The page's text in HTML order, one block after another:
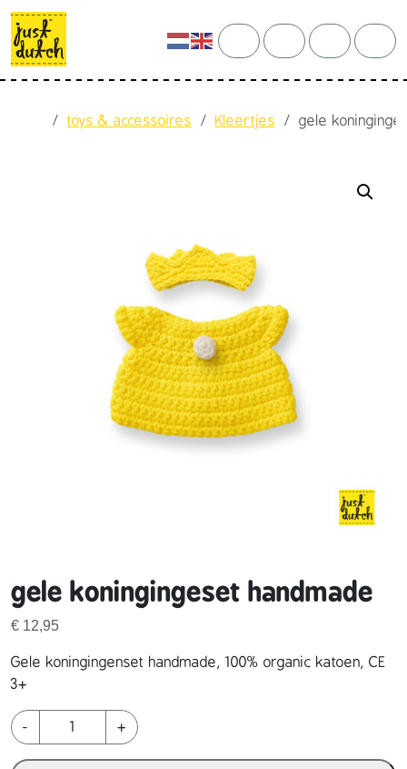
Skip to content
Skip to footer
searchaccountcart
Hometoys & accessoires Kleertjes gele
gele koningingeset handmade
€ 12,95
Gele koningingenset handmade, 100% organic katoen, CE
3+
-
g
e
+